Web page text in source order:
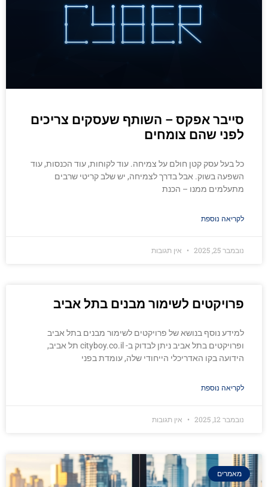
סייבר אפקס – השותף שעסקים צריכים
לפני שהם צומחים
כל בעל עסק קטן חולם על צמיחה. עוד לקוחות, עוד הכנסות, עוד
השפעה בשוק. אבל בדרך לצמיחה, יש שלב קריטי שרבים
מתעלמים ממנו – הכנת
לקריאה נוספת
נובמבר 25, 2025 אין תגובות
פרויקטים לשימור מבנים בתל אביב
למידע נוסף בנושא של פרויקטים לשימור מבנים בתל אביב
ופרויקטים בתל אביב ניתן לבדוק ב- cityboy.co.il תל אביב,
הידועה בקו האדריכלי הייחודי שלה, עומדת בפני
לקריאה נוספת
נובמבר 12, 2025 אין תגובות
מאמרים